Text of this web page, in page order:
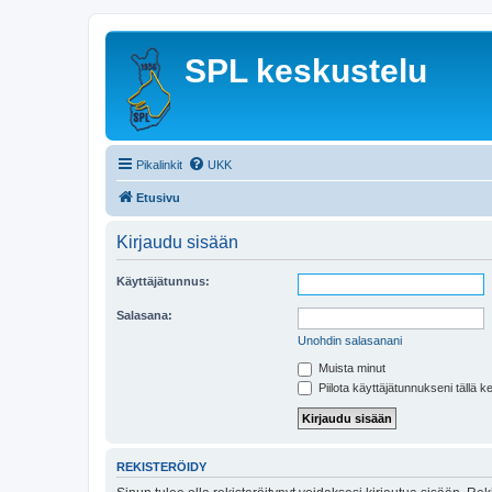
SPL keskustelu
Pikalinkit UKK
Etusivu
Kirjaudu sisään
Käyttäjätunnus:
Salasana:
Unohdin salasanani
Muista minut
Piilota käyttäjätunnukseni tällä
REKISTERÖIDY